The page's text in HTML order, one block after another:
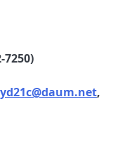
7250)
,